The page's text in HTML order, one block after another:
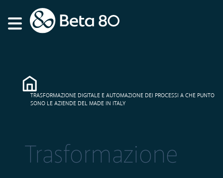
TRASFORMAZIONE DIGITALE E AUTOMAZIONE DEI PROCESSI A CHE PUNTO
SONO LE AZIENDE DEL MADE IN ITALY
Trasformazione